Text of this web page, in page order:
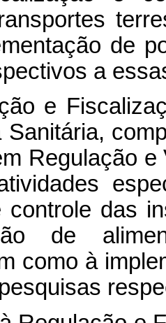
de
a
e
Sanitária,
Regulação
controle das
de
como à